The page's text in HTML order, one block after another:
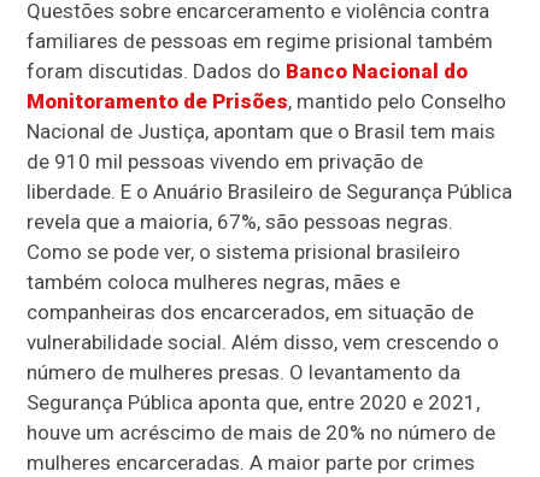
Questões sobre encarceramento e violência contra
familiares de pessoas em regime prisional também
foram discutidas. Dados do Banco Nacional do
Monitoramento de Prisões, mantido pelo Conselho
Nacional de Justiça, apontam que o Brasil tem mais
de 910 mil pessoas vivendo em privação de
liberdade. E o Anuário Brasileiro de Segurança Pública
revela que a maioria, 67%, são pessoas negras.
Como se pode ver, o sistema prisional brasileiro
também coloca mulheres negras, mães e
companheiras dos encarcerados, em situação de
vulnerabilidade social. Além disso, vem crescendo o
número de mulheres presas. O levantamento da
Segurança Pública aponta que, entre 2020 e 2021,
houve um acréscimo de mais de 20% no número de
mulheres encarceradas. A maior parte por crimes